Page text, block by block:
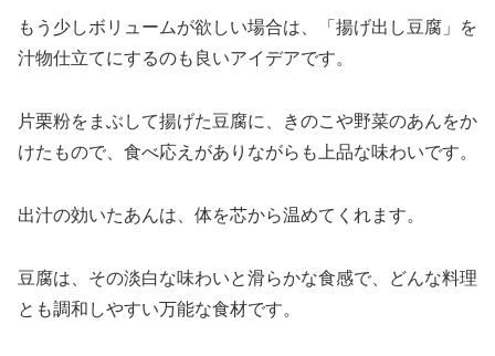
もう少しボリュームが欲しい場合は、「揚げ出し豆腐」を
汁物仕立てにするのも良いアイデアです。
片栗粉をまぶして揚げた豆腐に、きのこや野菜のあんをか
けたもので、食べ応えがありながらも上品な味わいです。
出汁の効いたあんは、体を芯から温めてくれます。
豆腐は、その淡白な味わいと滑らかな食感で、どんな料理
とも調和しやすい万能な食材です。